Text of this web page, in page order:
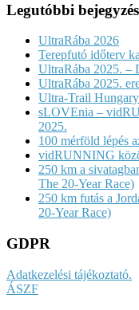
Legutóbbi
UltraRába 2026
Terepfutó időterv
UltraRába 2025. –
UltraRába 2025.
Ultra-Trail
sLOVEnia –
2025.
100 mérföld lépés
vidRUNNING
250 km a
The 20-Year Race)
250 km futás a
20-Year Race)
GDPR
Adatkezelési tájékoztató.
ÁSZF